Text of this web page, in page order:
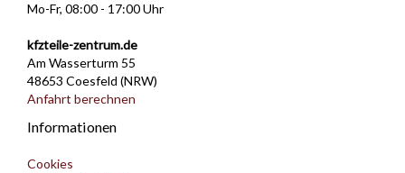
Mo-Fr, 08:00 - 17:00 Uhr
kfzteile-zentrum.de
Am Wasserturm 55
48653 Coesfeld (NRW)
Anfahrt berechnen
Informationen
Cookies